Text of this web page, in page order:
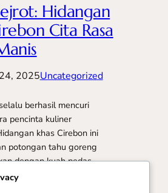
Hidangan
Cita Rasa
2025Uncategorized
berhasil mencuri
pencinta kuliner
khas Cirebon ini
potongan tahu goreng
dengan kuah pedas
bawang. Perpaduan